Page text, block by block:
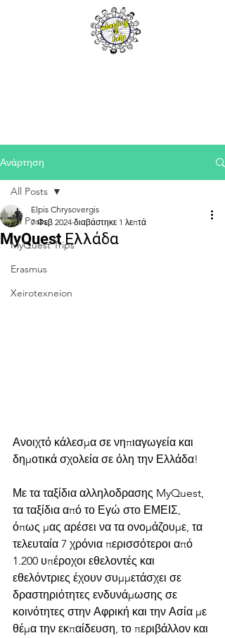
Ανάρτηση
All Posts
MyQuest Trips
Erasmus
Xeirotexneion
All Posts
MyQuest Ελλάδα
Elpis Chrysovergis
7 Φεβ 2024 διαβάστηκε 1 λεπτά
Ανοιχτό κάλεσμα σε νηπιαγωγεία και
δημοτικά σχολεία σε όλη την Ελλάδα!
Με τα ταξίδια αλληλοδρασης MyQuest,
τα ταξίδια από το Εγώ στο ΕΜΕΙΣ,
όπως μας αρέσει να τα ονομάζουμε, τα
τελευταία 7 χρόνια περισσότεροι από
1.200 υπέροχοι εθελοντές και
εθελόντριες έχουν συμμετάσχει σε
δραστηριότητες ενδυνάμωσης σε
κοινότητες στην Αφρική και την Ασία με
θέμα την εκπαίδευση, το περιβάλλον και